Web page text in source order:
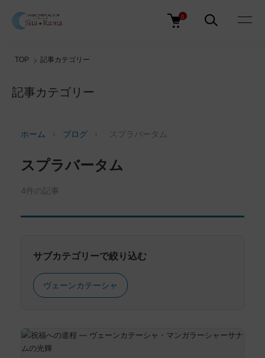
0
TOP 記事カテゴリー
記事カテゴリー
ホーム › ブログ › スプラバータム
スプラバータム
4件の記事
サブカテゴリーで絞り込む
ヴェーンカテーシャ